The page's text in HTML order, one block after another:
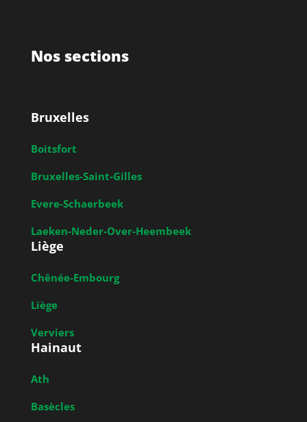
Nos sections
Bruxelles
Boitsfort
Bruxelles-Saint-Gilles
Evere-Schaerbeek
Laeken-Neder-Over-Heembeek
Liège
Chênée-Embourg
Liège
Verviers
Hainaut
Ath
Basècles